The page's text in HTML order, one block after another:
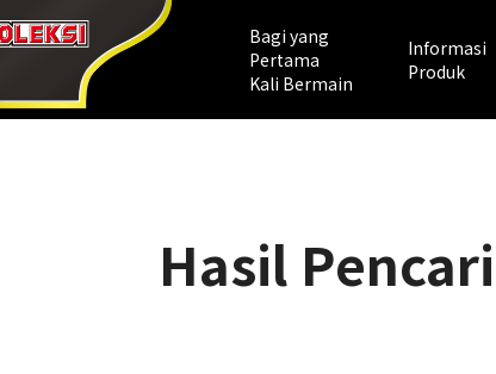
Bagi yang
Pertama
Kali Bermain
Informasi
Produk
Hasil